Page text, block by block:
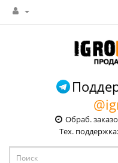
Обраб.
Тех.